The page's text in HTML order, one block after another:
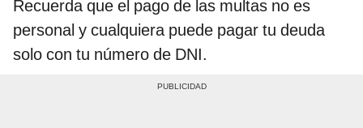
Recuerda que el pago de las multas no es
personal y cualquiera puede pagar tu deuda
solo con tu número de DNI.